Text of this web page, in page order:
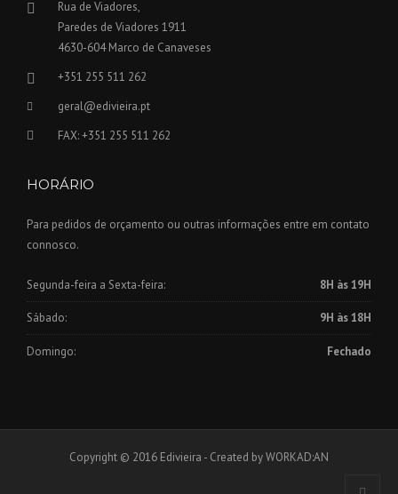
Rua de Viadores,
Paredes de Viadores 1911
4630-604 Marco de Canaveses
+351 255 511 262
geral@edivieira.pt
FAX: +351 255 511 262
HORÁRIO
Para pedidos de orçamento ou outras informações entre em contato
connosco.
Segunda-feira a Sexta-feira: 8H às 19H
Sábado: 9H às 18H
Domingo: Fechado
Copyright © 2016 Edivieira - Created by WORKAD:AN